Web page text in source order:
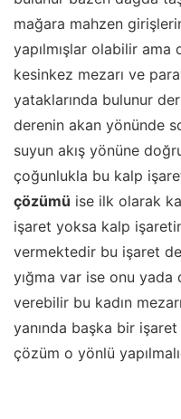
mağara mahzen
yapılmışlar olabilir
kesinkez mezarı ve
yataklarında bulunur
derenin akan yönünde
suyun akış yönüne
çoğunlukla bu kalp
çözümü ise ilk olarak
işaret yoksa kalp
vermektedir bu işaret
yığma var ise onu
verebilir bu kadın
yanında başka bir
çözüm o yönlü